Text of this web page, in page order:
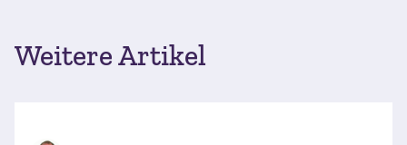
Weitere Artikel